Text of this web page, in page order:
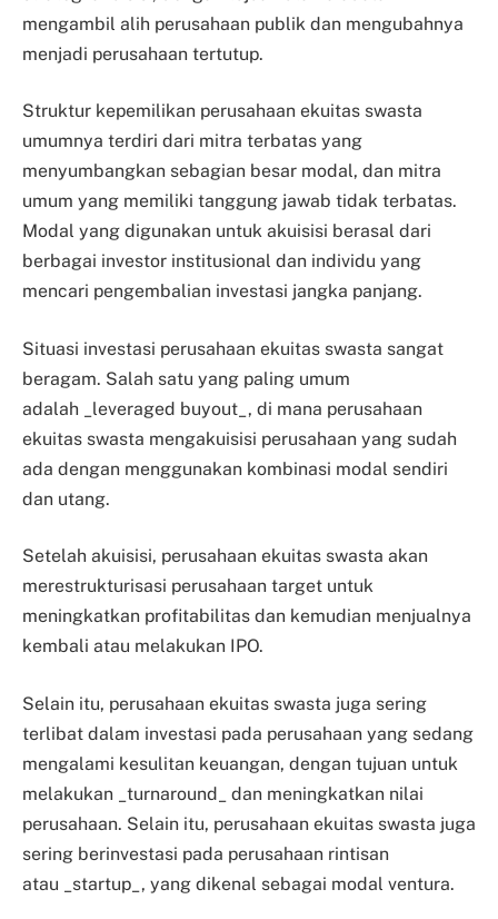
mengambil alih perusahaan publik dan mengubahnya
menjadi perusahaan tertutup.
Struktur kepemilikan perusahaan ekuitas swasta
umumnya terdiri dari mitra terbatas yang
menyumbangkan sebagian besar modal, dan mitra
umum yang memiliki tanggung jawab tidak terbatas.
Modal yang digunakan untuk akuisisi berasal dari
berbagai investor institusional dan individu yang
mencari pengembalian investasi jangka panjang.
Situasi investasi perusahaan ekuitas swasta sangat
beragam. Salah satu yang paling umum
adalah _leveraged buyout_, di mana perusahaan
ekuitas swasta mengakuisisi perusahaan yang sudah
ada dengan menggunakan kombinasi modal sendiri
dan utang.
Setelah akuisisi, perusahaan ekuitas swasta akan
merestrukturisasi perusahaan target untuk
meningkatkan profitabilitas dan kemudian menjualnya
kembali atau melakukan IPO.
Selain itu, perusahaan ekuitas swasta juga sering
terlibat dalam investasi pada perusahaan yang sedang
mengalami kesulitan keuangan, dengan tujuan untuk
melakukan _turnaround_ dan meningkatkan nilai
perusahaan. Selain itu, perusahaan ekuitas swasta juga
sering berinvestasi pada perusahaan rintisan
atau _startup_, yang dikenal sebagai modal ventura.